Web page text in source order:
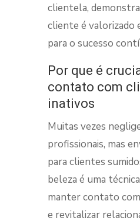
clientela,
cliente é valorizado
para o sucesso
Por que é
contato com
inativos
Muitas vezes
profissionais, mas
para clientes
beleza é uma
manter contato
e revitalizar